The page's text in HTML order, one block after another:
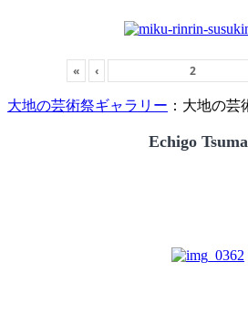
« ‹
大地の芸術祭ギャラリー ：大地の芸
Echigo